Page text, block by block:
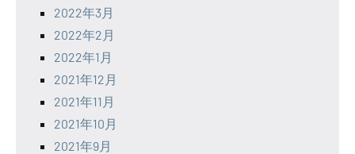
2022年3月
2022年2月
2022年1月
2021年12月
2021年11月
2021年10月
2021年9月